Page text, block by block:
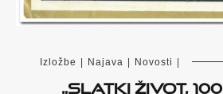
Izložbe Najava Novosti
„Slatki život,